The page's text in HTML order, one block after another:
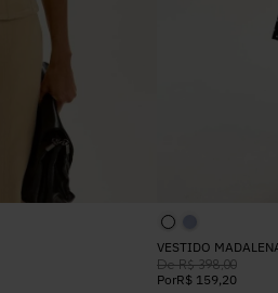
VESTIDO
De R$ 398,00
PorR$ 159,20